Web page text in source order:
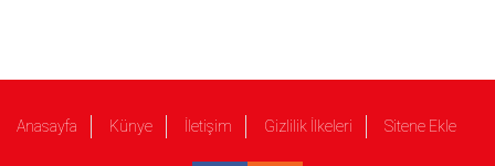
Anasayfa Künye İletişim Gizlilik İlkeleri Sitene Ekle